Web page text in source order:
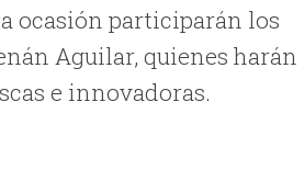
ocasión participarán los
Aguilar, quienes harán
e innovadoras.